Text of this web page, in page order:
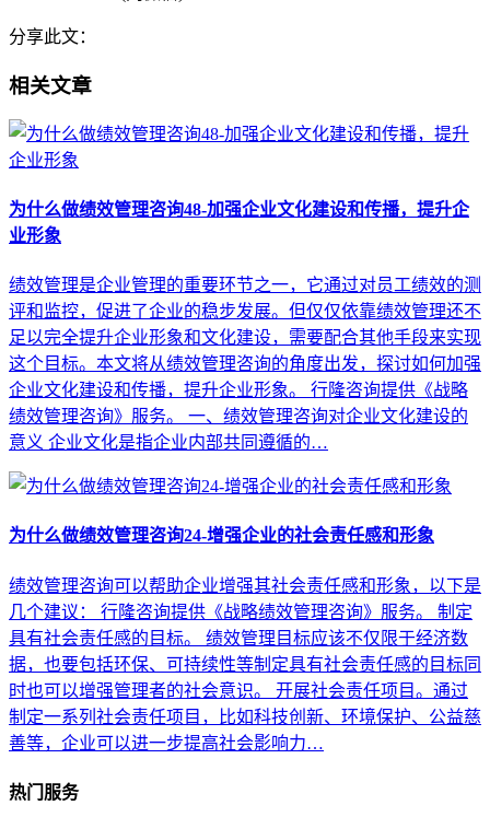
分享此文：
相关文章
为什么做绩效管理咨询48-加强企业文化建设和传播，提升企
业形象
绩效管理是企业管理的重要环节之一，它通过对员工绩效的测
评和监控，促进了企业的稳步发展。但仅仅依靠绩效管理还不
足以完全提升企业形象和文化建设，需要配合其他手段来实现
这个目标。本文将从绩效管理咨询的角度出发，探讨如何加强
企业文化建设和传播，提升企业形象。 行隆咨询提供《战略
绩效管理咨询》服务。 一、绩效管理咨询对企业文化建设的
意义 企业文化是指企业内部共同遵循的…
为什么做绩效管理咨询24-增强企业的社会责任感和形象
绩效管理咨询可以帮助企业增强其社会责任感和形象，以下是
几个建议： 行隆咨询提供《战略绩效管理咨询》服务。 制定
具有社会责任感的目标。 绩效管理目标应该不仅限于经济数
据，也要包括环保、可持续性等制定具有社会责任感的目标同
时也可以增强管理者的社会意识。 开展社会责任项目。通过
制定一系列社会责任项目，比如科技创新、环境保护、公益慈
善等，企业可以进一步提高社会影响力…
热门服务